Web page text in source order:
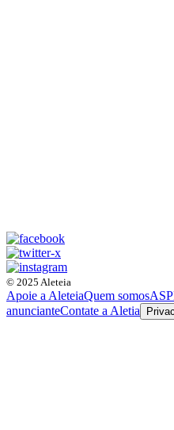
© 2025 Aleteia
Apoie a AleteiaQuem somos
anuncianteContate a Aletia